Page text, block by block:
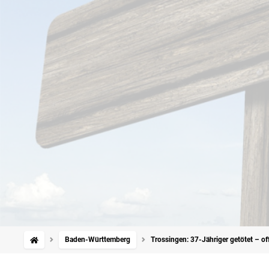
Baden-Württemberg Trossingen: 37-Jähriger getötet –